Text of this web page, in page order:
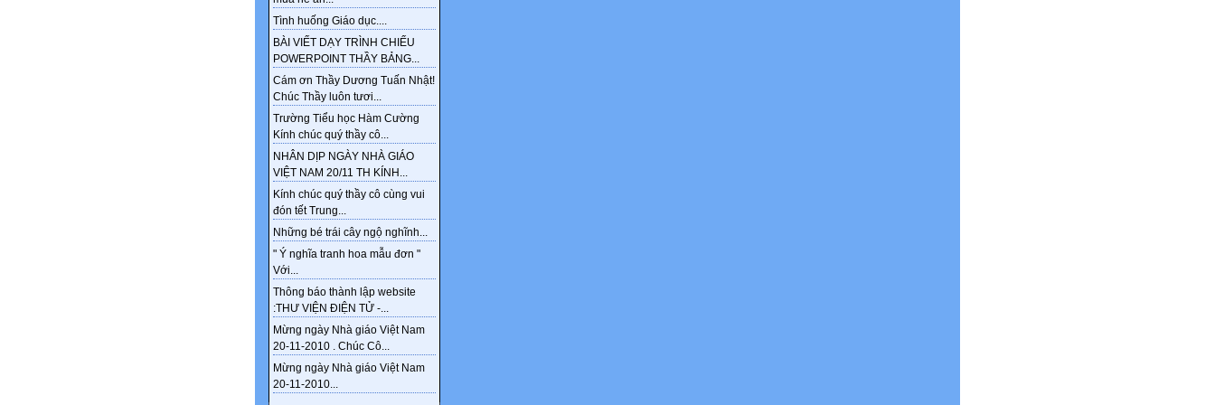
Tình huống Giáo dục....
BÀI VIẾT DẠY TRÌNH CHIẾU
POWERPOINT THẦY BẢNG...
Cám ơn Thầy Dương Tuấn Nhật!
Chúc Thầy luôn tươi...
Trường Tiểu học Hàm Cường
Kính chúc quý thầy cô...
NHÂN DỊP NGÀY NHÀ GIÁO
VIỆT NAM 20/11 TH KÍNH...
Kính chúc quý thầy cô cùng vui
đón tết Trung...
Những bé trái cây ngộ nghĩnh...
" Ý nghĩa tranh hoa mẫu đơn "
Với...
Thông báo thành lập website
:THƯ VIỆN ĐIỆN TỬ -...
Mừng ngày Nhà giáo Việt Nam
20-11-2010 . Chúc Cô...
Mừng ngày Nhà giáo Việt Nam
20-11-2010...